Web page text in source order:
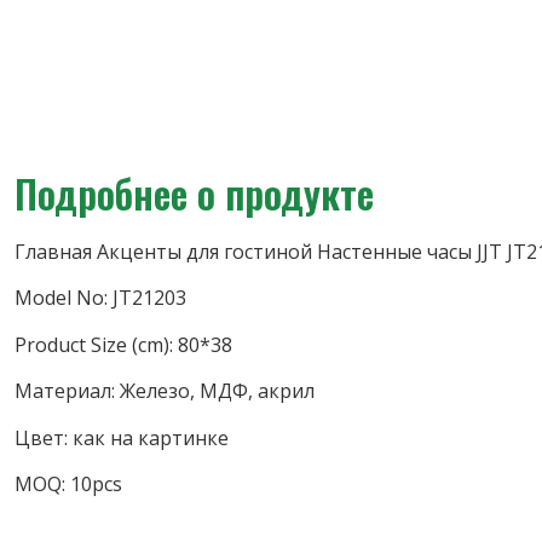
Подробнее о продукте
Главная Акценты для гостиной Настенные часы JJT
Model No: JT21203
Product Size (cm): 80*38
Материал: Железо, МДФ, акрил
Цвет: как на картинке
MOQ: 10pcs